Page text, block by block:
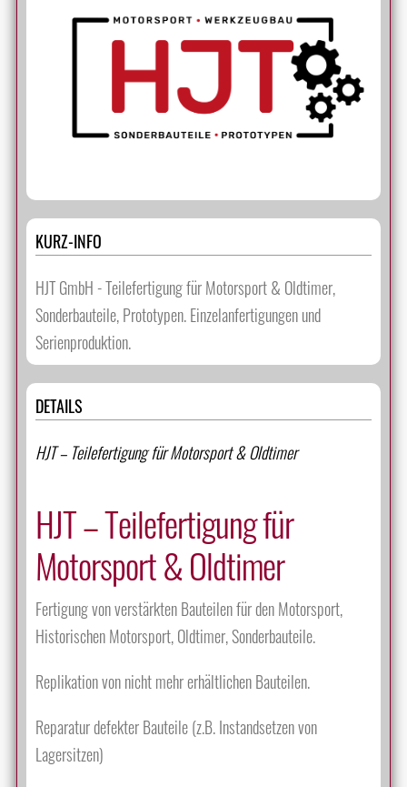
KURZ-INFO
HJT GmbH - Teilefertigung für Motorsport & Oldtimer,
Sonderbauteile, Prototypen. Einzelanfertigungen und
Serienproduktion.
DETAILS
HJT – Teilefertigung für Motorsport & Oldtimer
HJT – Teilefertigung für
Motorsport & Oldtimer
Fertigung von verstärkten Bauteilen für den Motorsport,
Historischen Motorsport, Oldtimer, Sonderbauteile.
Replikation von nicht mehr erhältlichen Bauteilen.
Reparatur defekter Bauteile (z.B. Instandsetzen von
Lagersitzen)